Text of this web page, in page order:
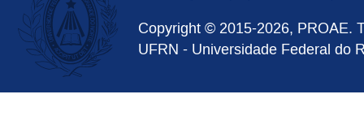
Copyright © 2015-2026, PROAE.
UFRN - Universidade Federal do